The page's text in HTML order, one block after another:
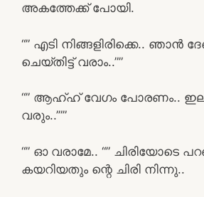
അകത്തേക്ക് പോയി.
“” എടി നിങ്ങളിരിക്കെ.. ഞാൻ
ചെയ്തിട്ട് വരാം..””
“” ആഹ്ഹ് വേഗം പോരണം..
വരും..’””
“” ഓ വരാമേ.. “” ചിരിയോടെ
കയറിയതും ന്റെ ചിരി നിന്നു..